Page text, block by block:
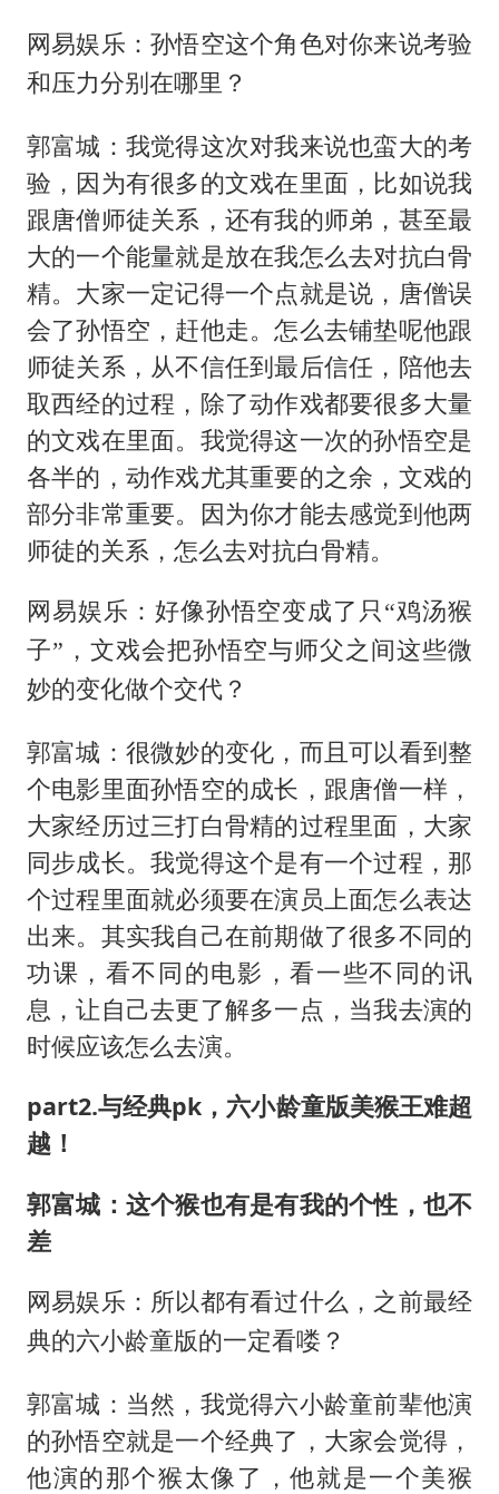
网易娱乐：孙悟空这个角色对你来说考验
和压力分别在哪里？
郭富城：我觉得这次对我来说也蛮大的考
验，因为有很多的文戏在里面，比如说我
跟唐僧师徒关系，还有我的师弟，甚至最
大的一个能量就是放在我怎么去对抗白骨
精。大家一定记得一个点就是说，唐僧误
会了孙悟空，赶他走。怎么去铺垫呢他跟
师徒关系，从不信任到最后信任，陪他去
取西经的过程，除了动作戏都要很多大量
的文戏在里面。我觉得这一次的孙悟空是
各半的，动作戏尤其重要的之余，文戏的
部分非常重要。因为你才能去感觉到他两
师徒的关系，怎么去对抗白骨精。
网易娱乐：好像孙悟空变成了只“鸡汤猴
子”，文戏会把孙悟空与师父之间这些微
妙的变化做个交代？
郭富城：很微妙的变化，而且可以看到整
个电影里面孙悟空的成长，跟唐僧一样，
大家经历过三打白骨精的过程里面，大家
同步成长。我觉得这个是有一个过程，那
个过程里面就必须要在演员上面怎么表达
出来。其实我自己在前期做了很多不同的
功课，看不同的电影，看一些不同的讯
息，让自己去更了解多一点，当我去演的
时候应该怎么去演。
part2.与经典pk，六小龄童版美猴王难超
越！
郭富城：这个猴也有是有我的个性，也不
差
网易娱乐：所以都有看过什么，之前最经
典的六小龄童版的一定看喽？
郭富城：当然，我觉得六小龄童前辈他演
的孙悟空就是一个经典了，大家会觉得，
他演的那个猴太像了，他就是一个美猴